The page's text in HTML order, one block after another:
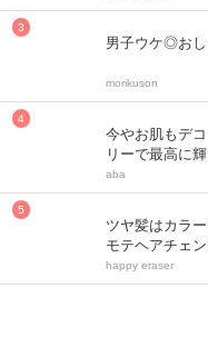
男子ウケ◎おし
morikuson
今やお肌もデ
リーで最高に
aba
ツヤ髪はカラ
モテヘアチェ
happy eraser